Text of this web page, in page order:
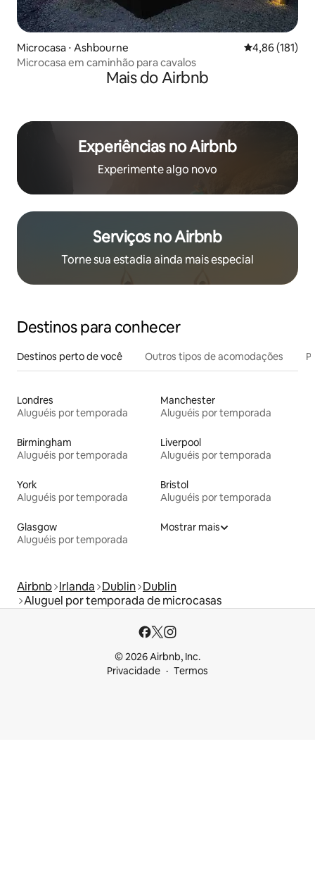
Microcasa ⋅ Ashbourne 4,86 de uma
4,86 (181)
Microcasa em caminhão para cavalos
Mais do Airbnb
Experiências no Airbnb
Experimente algo novo
Serviços no Airbnb
Torne sua estadia ainda mais especial
Destinos para conhecer
Destinos perto de você Outros tipos de acomodações
Londres
Aluguéis por temporada
Manchester
Aluguéis por temporada
Birmingham
Aluguéis por temporada
Liverpool
Aluguéis por temporada
York
Aluguéis por temporada
Bristol
Aluguéis por temporada
Glasgow
Aluguéis por temporada
Mostrar mais
Airbnb Irlanda Dublin Dublin
Aluguel por temporada de microcasas
© 2026 Airbnb, Inc.
Privacidade
Termos